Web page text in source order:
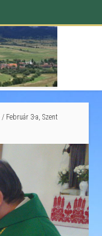
/ Február 3-a, Szent